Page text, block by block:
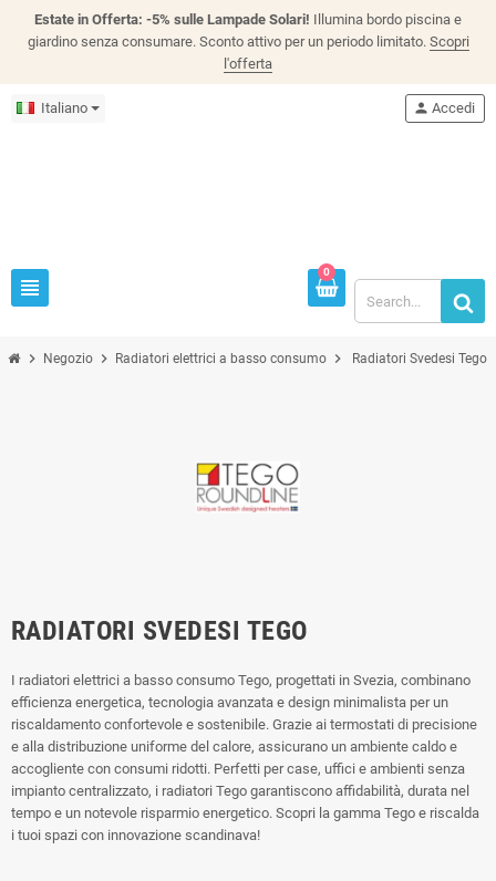
Estate in Offerta: -5% sulle Lampade Solari! Illumina bordo piscina e
giardino senza consumare. Sconto attivo per un periodo limitato. Scopri
l'offerta
Italiano
view_headline
person Accedi
0
chevron_right Negozio chevron_right Radiatori elettrici a basso consumo chevron_right Radiatori Svedesi Tego
RADIATORI SVEDESI TEGO
I radiatori elettrici a basso consumo Tego, progettati in Svezia, combinano
efficienza energetica, tecnologia avanzata e design minimalista per un
riscaldamento confortevole e sostenibile. Grazie ai termostati di precisione
e alla distribuzione uniforme del calore, assicurano un ambiente caldo e
accogliente con consumi ridotti. Perfetti per case, uffici e ambienti senza
impianto centralizzato, i radiatori Tego garantiscono affidabilità, durata nel
tempo e un notevole risparmio energetico. Scopri la gamma Tego e riscalda
i tuoi spazi con innovazione scandinava!